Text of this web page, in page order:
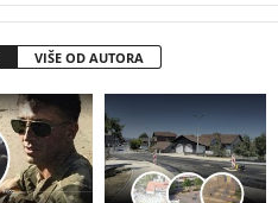
VIŠE OD AUTORA